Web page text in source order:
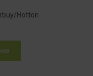
Hotton